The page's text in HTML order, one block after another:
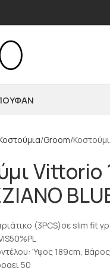
Groom
Vittorio
(3PCS)σε slim fit
Ύψος 189cm,
50